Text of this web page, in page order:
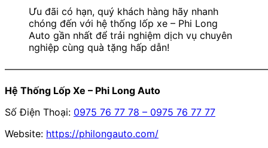
Ưu đãi có hạn, quý khách hàng hãy nhanh
chóng đến với hệ thống lốp xe – Phi Long
Auto gần nhất để trải nghiệm dịch vụ chuyên
nghiệp cùng quà tặng hấp dẫn!
Hệ Thống Lốp Xe – Phi Long Auto
Số Điện Thoại: 0975 76 77 78 – 0975 76 77 77
Website: https://philongauto.com/